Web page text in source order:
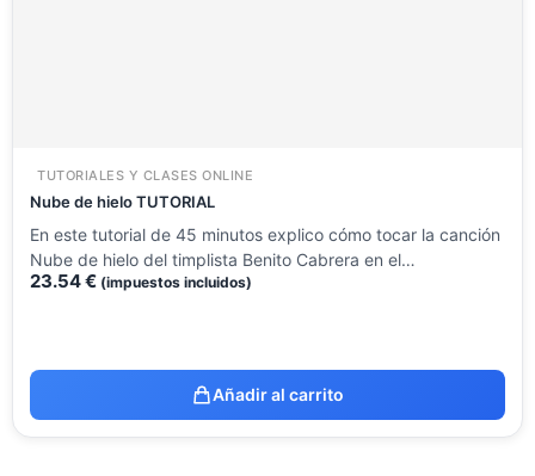
TUTORIALES Y CLASES ONLINE
Nube de hielo TUTORIAL
En este tutorial de 45 minutos explico cómo tocar la canción
Nube de hielo del timplista Benito Cabrera en el…
23.54€ (impuestos incluidos)
Añadir al carrito